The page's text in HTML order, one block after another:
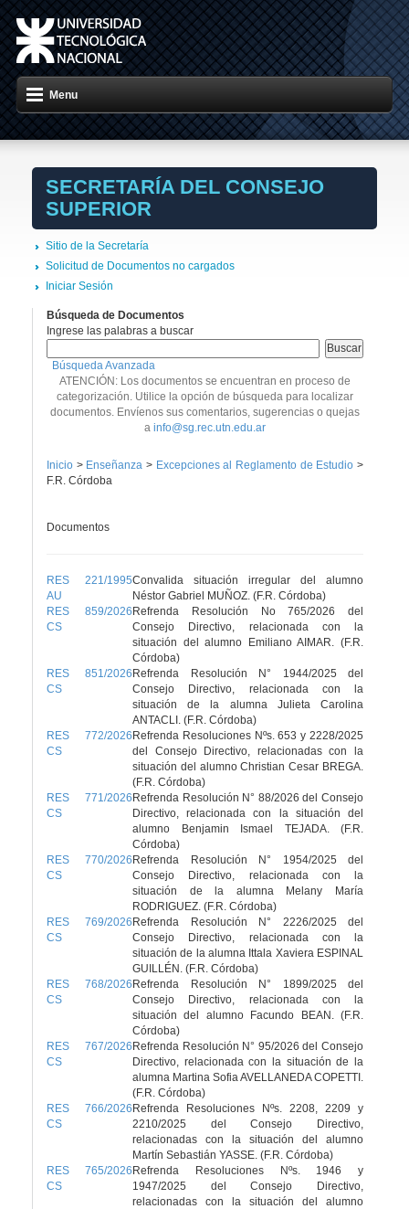
Menu
SECRETARÍA DEL CONSEJO
SUPERIOR
Sitio de la Secretaría
Solicitud de Documentos no cargados
Iniciar Sesión
Búsqueda de Documentos
Ingrese las palabras a buscar
Búsqueda Avanzada
ATENCIÓN: Los documentos se encuentran en proceso de
categorización. Utilice la opción de búsqueda para localizar
documentos. Envíenos sus comentarios, sugerencias o quejas
a info@sg.rec.utn.edu.ar
Inicio > Enseñanza> Excepciones al Reglamento de Estudio >
F.R. Córdoba
Documentos
RES 221/1995
AU
Convalida situación irregular del alumno
Néstor Gabriel MUÑOZ. (F.R. Córdoba)
RES 859/2026
CS
Refrenda Resolución No 765/2026 del
Consejo Directivo, relacionada con la
situación del alumno Emiliano AIMAR. (F.R.
Córdoba)
RES 851/2026
CS
Refrenda Resolución N° 1944/2025 del
Consejo Directivo, relacionada con la
situación de la alumna Julieta Carolina
ANTACLI. (F.R. Córdoba)
RES 772/2026
CS
Refrenda Resoluciones Nºs. 653 y 2228/2025
del Consejo Directivo, relacionadas con la
situación del alumno Christian Cesar BREGA.
(F.R. Córdoba)
RES 771/2026
CS
Refrenda Resolución N° 88/2026 del Consejo
Directivo, relacionada con la situación del
alumno Benjamin Ismael TEJADA. (F.R.
Córdoba)
RES 770/2026
CS
Refrenda Resolución N° 1954/2025 del
Consejo Directivo, relacionada con la
situación de la alumna Melany María
RODRIGUEZ. (F.R. Córdoba)
RES 769/2026
CS
Refrenda Resolución N° 2226/2025 del
Consejo Directivo, relacionada con la
situación de la alumna Ittala Xaviera ESPINAL
GUILLÉN. (F.R. Córdoba)
RES 768/2026
CS
Refrenda Resolución N° 1899/2025 del
Consejo Directivo, relacionada con la
situación del alumno Facundo BEAN. (F.R.
Córdoba)
RES 767/2026
CS
Refrenda Resolución N° 95/2026 del Consejo
Directivo, relacionada con la situación de la
alumna Martina Sofia AVELLANEDA COPETTI.
(F.R. Córdoba)
RES 766/2026
CS
Refrenda Resoluciones Nºs. 2208, 2209 y
2210/2025 del Consejo Directivo,
relacionadas con la situación del alumno
Martín Sebastián YASSE. (F.R. Córdoba)
RES 765/2026
CS
Refrenda Resoluciones Nºs. 1946 y
1947/2025 del Consejo Directivo,
relacionadas con la situación del alumno